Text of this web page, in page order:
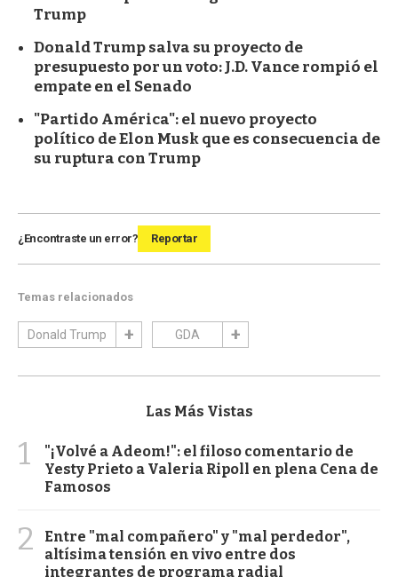
Trump
Donald Trump salva su proyecto de
presupuesto por un voto: J.D. Vance rompió el
empate en el Senado
"Partido América": el nuevo proyecto
político de Elon Musk que es consecuencia de
su ruptura con Trump
¿Encontraste un error? Reportar
Temas relacionados
Donald Trump GDA
Las Más Vistas
1
"¡Volvé a Adeom!": el filoso comentario de
Yesty Prieto a Valeria Ripoll en plena Cena de
Famosos
2
Entre "mal compañero" y "mal perdedor",
altísima tensión en vivo entre dos
integrantes de programa radial